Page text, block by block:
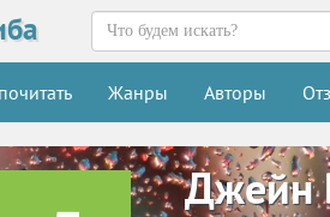
Жанры Авторы
Джейн